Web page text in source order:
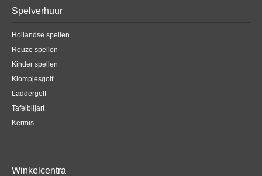
Spelverhuur
Hollandse spellen
Reuze spellen
Kinder spellen
Klompjesgolf
Laddergolf
Tafelbiljart
Kermis
Winkelcentra